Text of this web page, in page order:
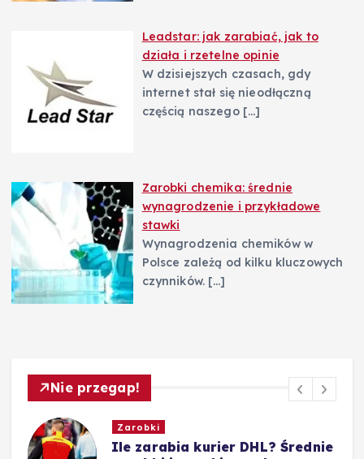
Leadstar: jak zarabiać, jak to
działa i rzetelne opinie
W dzisiejszych czasach, gdy
internet stał się nieodłączną
częścią naszego […]
Zarobki chemika: średnie
wynagrodzenie i przykładowe
stawki
Wynagrodzenia chemików w
Polsce zależą od kilku kluczowych
czynników. […]
Nie przegap!
Zarobki
Ile zarabia nauczyciel